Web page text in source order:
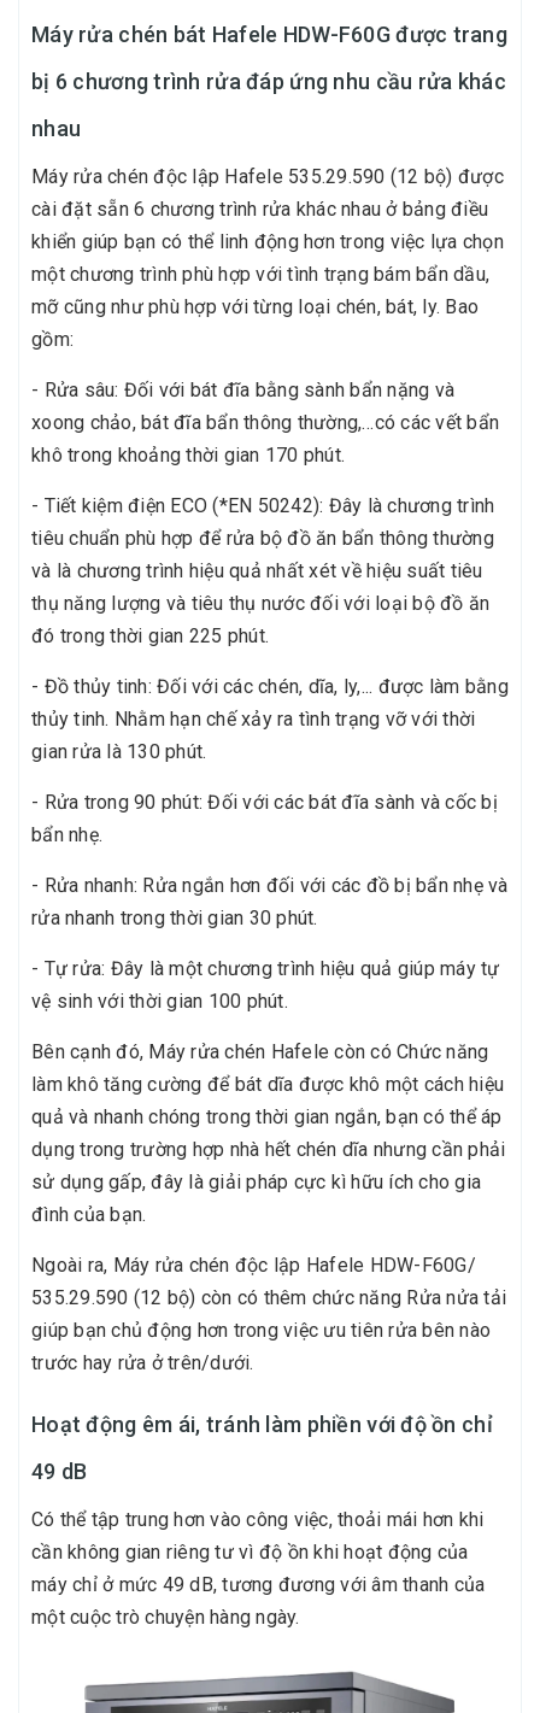
Máy rửa chén bát Hafele HDW-F60G được trang
bị 6 chương trình rửa đáp ứng nhu cầu rửa khác
nhau
Máy rửa chén độc lập Hafele 535.29.590 (12 bộ) được
cài đặt sẵn 6 chương trình rửa khác nhau ở bảng điều
khiển giúp bạn có thể linh động hơn trong việc lựa chọn
một chương trình phù hợp với tình trạng bám bẩn dầu,
mỡ cũng như phù hợp với từng loại chén, bát, ly. Bao
gồm:
- Rửa sâu: Đối với bát đĩa bằng sành bẩn nặng và
xoong chảo, bát đĩa bẩn thông thường,…có các vết bẩn
khô trong khoảng thời gian 170 phút.
- Tiết kiệm điện ECO (*EN 50242): Đây là chương trình
tiêu chuẩn phù hợp để rửa bộ đồ ăn bẩn thông thường
và là chương trình hiệu quả nhất xét về hiệu suất tiêu
thụ năng lượng và tiêu thụ nước đối với loại bộ đồ ăn
đó trong thời gian 225 phút.
- Đồ thủy tinh: Đối với các chén, dĩa, ly,... được làm bằng
thủy tinh. Nhằm hạn chế xảy ra tình trạng vỡ với thời
gian rửa là 130 phút.
- Rửa trong 90 phút: Đối với các bát đĩa sành và cốc bị
bẩn nhẹ.
- Rửa nhanh: Rửa ngắn hơn đối với các đồ bị bẩn nhẹ và
rửa nhanh trong thời gian 30 phút.
- Tự rửa: Đây là một chương trình hiệu quả giúp máy tự
vệ sinh với thời gian 100 phút.
Bên cạnh đó, Máy rửa chén Hafele còn có Chức năng
làm khô tăng cường để bát dĩa được khô một cách hiệu
quả và nhanh chóng trong thời gian ngắn, bạn có thể áp
dụng trong trường hợp nhà hết chén dĩa nhưng cần phải
sử dụng gấp, đây là giải pháp cực kì hữu ích cho gia
đình của bạn.
Ngoài ra, Máy rửa chén độc lập Hafele HDW-F60G/
535.29.590 (12 bộ) còn có thêm chức năng Rửa nửa tải
giúp bạn chủ động hơn trong việc ưu tiên rửa bên nào
trước hay rửa ở trên/dưới.
Hoạt động êm ái, tránh làm phiền với độ ồn chỉ
49 dB
Có thể tập trung hơn vào công việc, thoải mái hơn khi
cần không gian riêng tư vì độ ồn khi hoạt động của
máy chỉ ở mức 49 dB, tương đương với âm thanh của
một cuộc trò chuyện hàng ngày.